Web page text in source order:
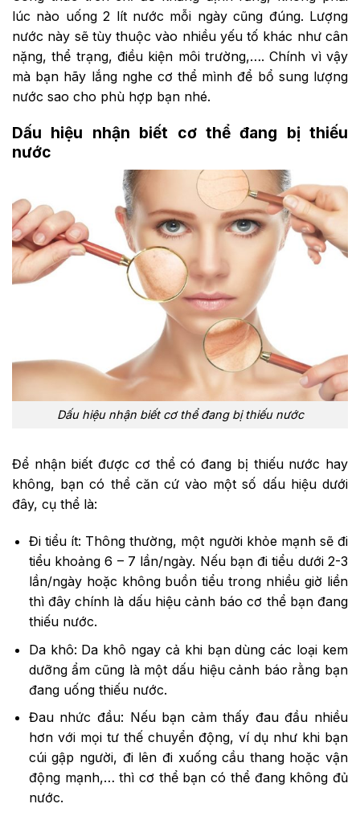
lúc nào uống 2 lít nước mỗi ngày cũng đúng. Lượng
nước này sẽ tùy thuộc vào nhiều yếu tố khác như cân
nặng, thể trạng, điều kiện môi trường,…. Chính vì vậy
mà bạn hãy lắng nghe cơ thể mình để bổ sung lượng
nước sao cho phù hợp bạn nhé.
Dấu hiệu nhận biết cơ thể đang bị thiếu
nước
Dấu hiệu nhận biết cơ thể đang bị thiếu nước
Để nhận biết được cơ thể có đang bị thiếu nước hay
không, bạn có thể căn cứ vào một số dấu hiệu dưới
đây, cụ thể là:
Đi tiểu ít: Thông thường, một người khỏe mạnh sẽ đi
tiểu khoảng 6 – 7 lần/ngày. Nếu bạn đi tiểu dưới 2-3
lần/ngày hoặc không buồn tiểu trong nhiều giờ liền
thì đây chính là dấu hiệu cảnh báo cơ thể bạn đang
thiếu nước.
Da khô: Da khô ngay cả khi bạn dùng các loại kem
dưỡng ẩm cũng là một dấu hiệu cảnh báo rằng bạn
đang uống thiếu nước.
Đau nhức đầu: Nếu bạn cảm thấy đau đầu nhiều
hơn với mọi tư thế chuyển động, ví dụ như khi bạn
cúi gập người, đi lên đi xuống cầu thang hoặc vận
động mạnh,… thì cơ thể bạn có thể đang không đủ
nước.